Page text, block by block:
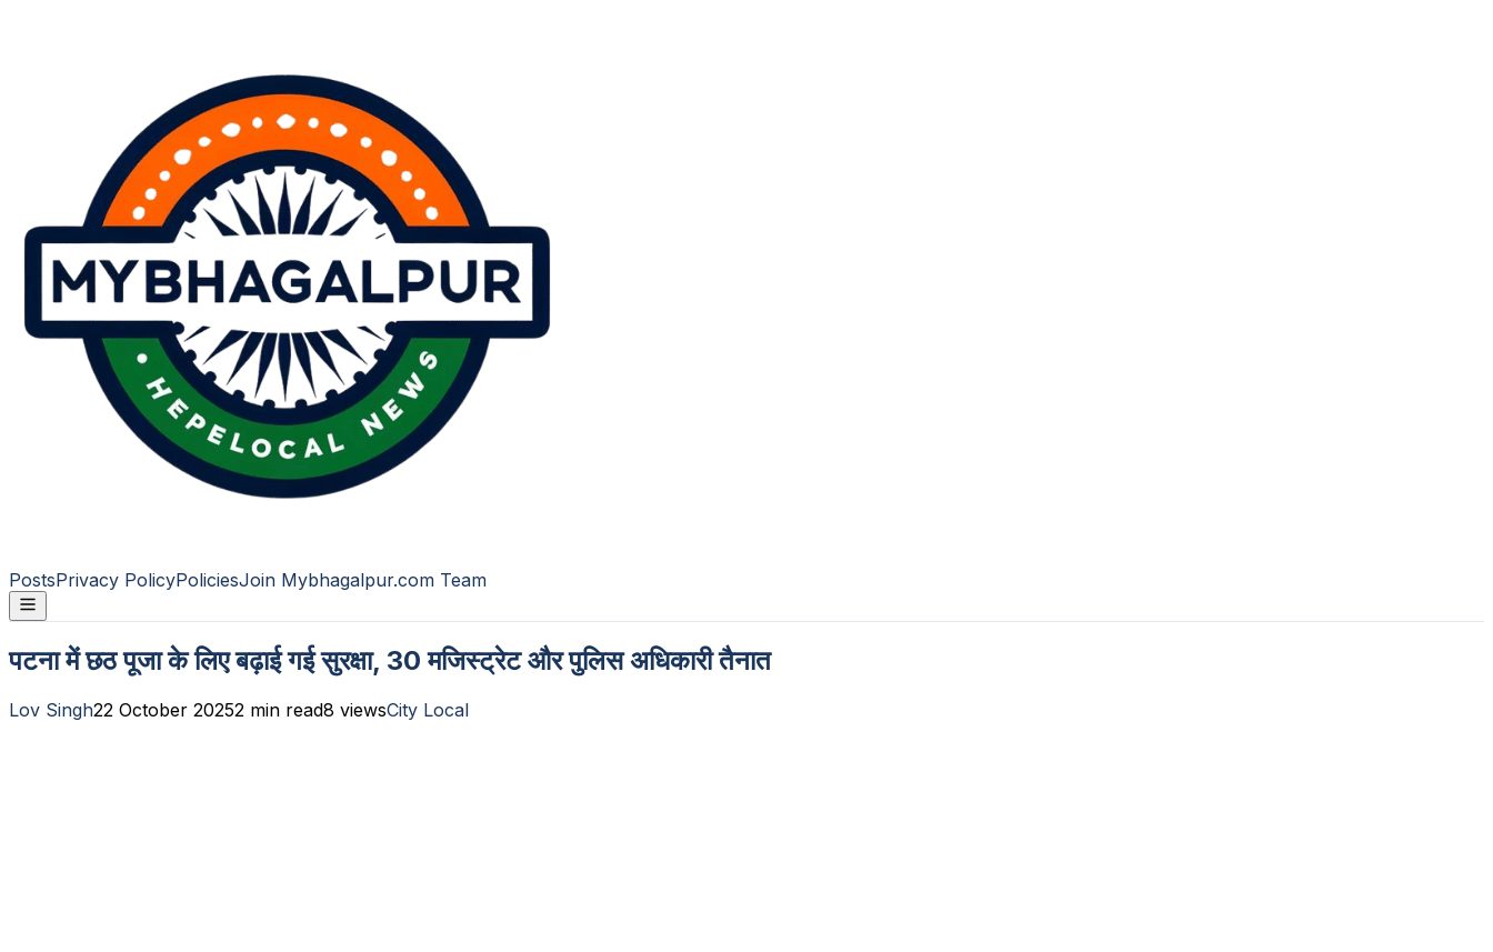
PostsPrivacy PolicyPoliciesJoin Mybhagalpur.com Team
पटना में छठ पूजा के लिए बढ़ाई गई सुरक्षा, 30 मजिस्ट्रेट और पुलिस अधिकारी तैनात
Lov Singh22 October 20252 min read8 viewsCity Local